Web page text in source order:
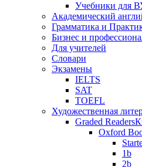
Учебники для
Академический
Грамматика и
Бизнес и
Для учителей
Словари
Экзамены
IELTS
SAT
TOEFL
Художественная
Graded Readers
Oxford
1b
2b